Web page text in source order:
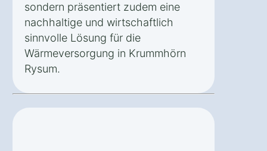
sondern präsentiert zudem eine
nachhaltige und wirtschaftlich
sinnvolle Lösung für die
Wärmeversorgung in Krummhörn
Rysum.